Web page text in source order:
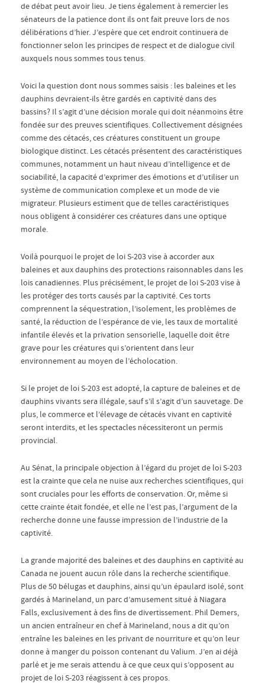
de débat peut avoir lieu. Je tiens également à remercier les
sénateurs de la patience dont ils ont fait preuve lors de nos
délibérations d’hier. J’espère que cet endroit continuera de
fonctionner selon les principes de respect et de dialogue civil
auxquels nous sommes tous tenus.
Voici la question dont nous sommes saisis : les baleines et les
dauphins devraient-ils être gardés en captivité dans des
bassins? Il s’agit d’une décision morale qui doit néanmoins être
fondée sur des preuves scientifiques. Collectivement désignées
comme des cétacés, ces créatures constituent un groupe
biologique distinct. Les cétacés présentent des caractéristiques
communes, notamment un haut niveau d’intelligence et de
sociabilité, la capacité d’exprimer des émotions et d’utiliser un
système de communication complexe et un mode de vie
migrateur. Plusieurs estiment que de telles caractéristiques
nous obligent à considérer ces créatures dans une optique
morale.
Voilà pourquoi le projet de loi S-203 vise à accorder aux
baleines et aux dauphins des protections raisonnables dans les
lois canadiennes. Plus précisément, le projet de loi S-203 vise à
les protéger des torts causés par la captivité. Ces torts
comprennent la séquestration, l’isolement, les problèmes de
santé, la réduction de l’espérance de vie, les taux de mortalité
infantile élevés et la privation sensorielle, laquelle doit être
grave pour les créatures qui s’orientent dans leur
environnement au moyen de l’écholocation.
Si le projet de loi S-203 est adopté, la capture de baleines et de
dauphins vivants sera illégale, sauf s’il s’agit d’un sauvetage. De
plus, le commerce et l’élevage de cétacés vivant en captivité
seront interdits, et les spectacles nécessiteront un permis
provincial.
Au Sénat, la principale objection à l’égard du projet de loi S-203
est la crainte que cela ne nuise aux recherches scientifiques, qui
sont cruciales pour les efforts de conservation. Or, même si
cette crainte était fondée, et elle ne l’est pas, l’argument de la
recherche donne une fausse impression de l’industrie de la
captivité.
La grande majorité des baleines et des dauphins en captivité au
Canada ne jouent aucun rôle dans la recherche scientifique.
Plus de 50 bélugas et dauphins, ainsi qu’un épaulard isolé, sont
gardés à Marineland, un parc d’amusement situé à Niagara
Falls, exclusivement à des fins de divertissement. Phil Demers,
un ancien entraîneur en chef à Marineland, nous a dit qu’on
entraîne les baleines en les privant de nourriture et qu’on leur
donne à manger du poisson contenant du Valium. J’en ai déjà
parlé et je me serais attendu à ce que ceux qui s’opposent au
projet de loi S-203 réagissent à ces propos.